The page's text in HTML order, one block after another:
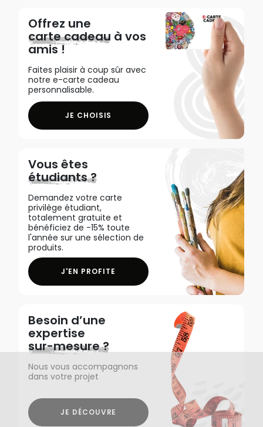
Offrez une
carte cadeau à vos
amis !
Faites plaisir à coup sûr avec
notre e-carte cadeau
personnalisable.
JE CHOISIS
Vous êtes
étudiants ?
Demandez votre carte
privilège étudiant,
totalement gratuite et
bénéficiez de -15% toute
l'année sur une sélection de
produits.
J'EN PROFITE
Besoin d’une
expertise
sur-mesure ?
Nous vous accompagnons
dans votre projet
JE DÉCOUVRE